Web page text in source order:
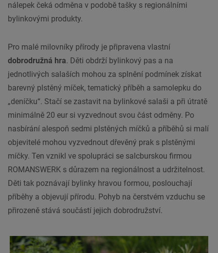
nálepek čeká odměna v podobě tašky s regionálními
bylinkovými produkty.
Pro malé milovníky přírody je připravena vlastní
dobrodružná hra. Děti obdrží bylinkový pas a na
jednotlivých salaších mohou za splnění podmínek získat
barevný plstěný míček, tematický příběh a samolepku do
„deníčku“. Stačí se zastavit na bylinkové salaši a při útratě
minimálně 20 eur si vyzvednout svou část odměny. Po
nasbírání alespoň sedmi plstěných míčků a příběhů si malí
objevitelé mohou vyzvednout dřevěný prak s plstěnými
míčky. Ten vznikl ve spolupráci se salcburskou firmou
ROMANSWERK s důrazem na regionálnost a udržitelnost.
Děti tak poznávají bylinky hravou formou, poslouchají
příběhy a objevují přírodu. Pohyb na čerstvém vzduchu se
přirozeně stává součástí jejich dobrodružství.